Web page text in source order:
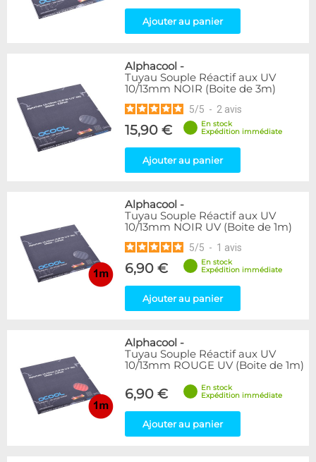
Ajouter au panier
Alphacool -
Tuyau Souple Réactif aux UV
10/13mm NOIR (Boite de 3m)
5/5 - 2 avis
15,90 €
En stock
Expédition immédiate
Ajouter au panier
Alphacool -
Tuyau Souple Réactif aux UV
10/13mm NOIR UV (Boite de 1m)
5/5 - 1 avis
6,90 €
En stock
Expédition immédiate
Ajouter au panier
Alphacool -
Tuyau Souple Réactif aux UV
10/13mm ROUGE UV (Boite de 1m)
6,90 €
En stock
Expédition immédiate
Ajouter au panier